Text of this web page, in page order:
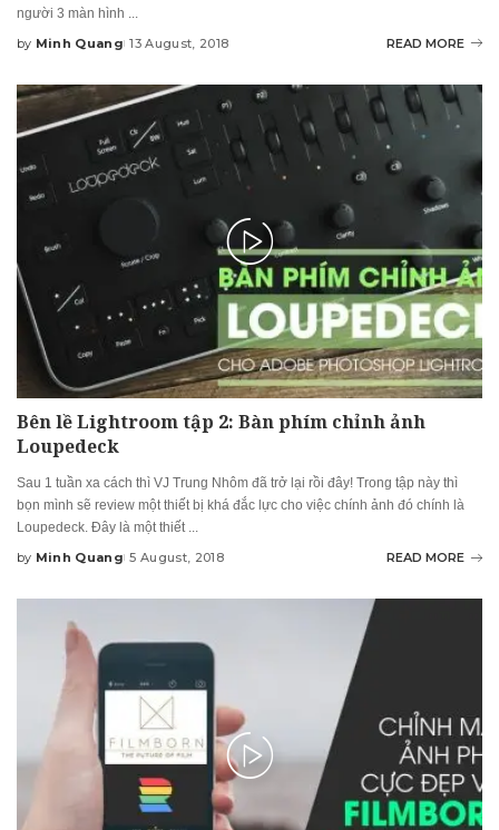
người 3 màn hình
Posted
by Minh Quang 13 August, 2018 READ MORE
Bên lề Lightroom tập 2: Bàn phím chỉnh ảnh
Loupedeck
Sau 1 tuần xa cách thì VJ Trung Nhôm đã trở lại rồi đây! Trong tập này thì
bọn mình sẽ review một thiết bị khá đắc lực cho việc chính ảnh đó chính là
Loupedeck. Đây là một thiết ...
Posted
by Minh Quang 5 August, 2018 READ MORE